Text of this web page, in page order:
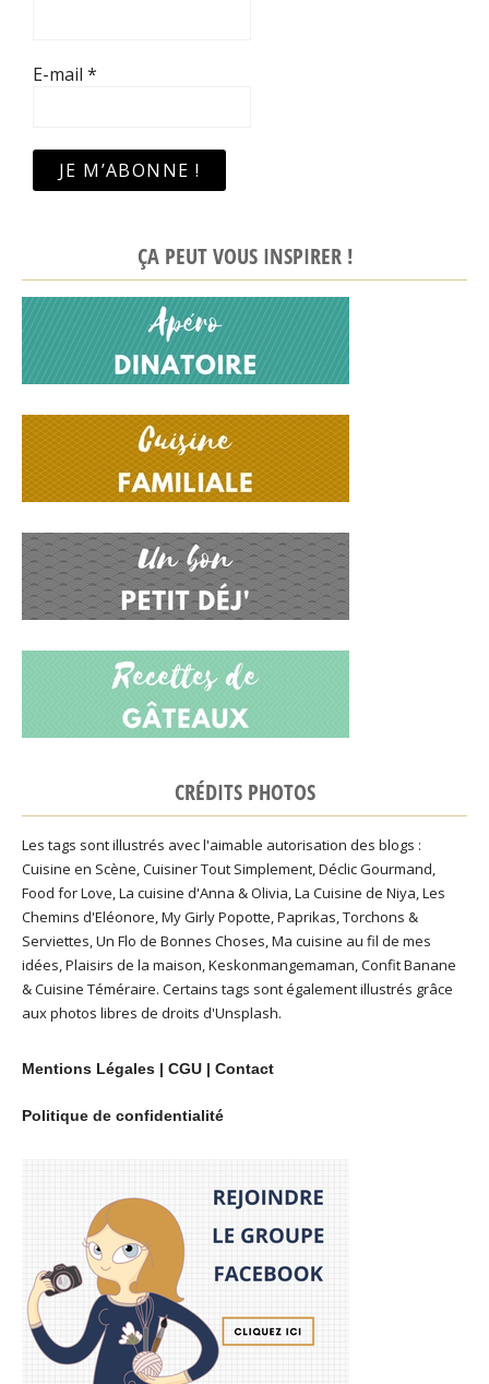
E-mail *
ÇA PEUT VOUS INSPIRER !
CRÉDITS PHOTOS
Les tags sont illustrés avec l'aimable autorisation des blogs :
Cuisine en Scène,Cuisiner Tout Simplement,Déclic Gourmand,
Food for Love,La cuisine d'Anna & Olivia,La Cuisine de Niya,Les
Chemins d'Eléonore,My Girly Popotte,Paprikas,Torchons &
Serviettes,Un Flo de Bonnes Choses,Ma cuisine au fil de mes
idées,Plaisirs de la maison,Keskonmangemaman,Confit Banane
&Cuisine Téméraire. Certains tags sont également illustrés grâce
aux photos libres de droits d'Unsplash.
Mentions Légales | CGU | Contact
Politique de confidentialité